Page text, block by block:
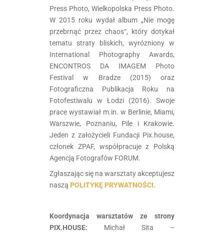
Press Photo, Wielkopolska Press Photo.
W 2015 roku wydał album „Nie mogę
przebrnąć przez chaos“, który dotykał
tematu straty bliskich, wyrózniony w
International Photography Awards,
ENCONTROS DA IMAGEM Photo
Festival w Bradze (2015) oraz
Fotograficzna Publikacja Roku na
Fotofestiwalu w Łodzi (2016). Swoje
prace wystawiał m.in. w Berlinie, Miami,
Warszwie, Poznaniu, Pile i Krakowie.
Jeden z założycieli Fundacji Pix.house,
członek ZPAF, współpracuje z Polską
Agencją Fotografów FORUM.
Zgłaszając się na warsztaty akceptujesz
naszą POLITYKĘ PRYWATNOŚCI.
Koordynacja warsztatów ze strony
PIX.HOUSE: Michał Sita –